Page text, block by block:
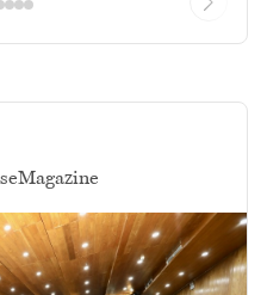
eMagazine